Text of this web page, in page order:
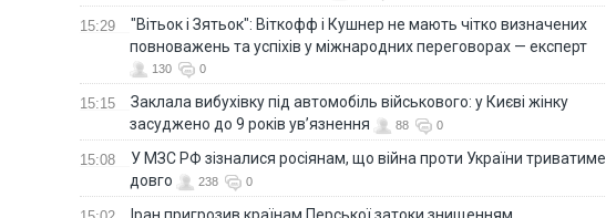
15:29
"Вітьок і Зятьок": Віткофф і Кушнер не мають чітко визначених
повноважень та успіхів у міжнародних переговорах — експерт
130 0
15:15
Заклала вибухівку під автомобіль військового: у Києві жінку
засуджено до 9 років ув’язнення
88 0
15:08
У МЗС РФ зізналися росіянам, що війна проти України триватиме
довго
238 0